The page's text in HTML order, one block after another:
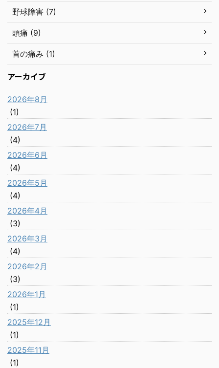
野球障害 (7)
頭痛 (9)
首の痛み (1)
アーカイブ
2026年8月
(1)
2026年7月
(4)
2026年6月
(4)
2026年5月
(4)
2026年4月
(3)
2026年3月
(4)
2026年2月
(3)
2026年1月
(1)
2025年12月
(1)
2025年11月
(1)